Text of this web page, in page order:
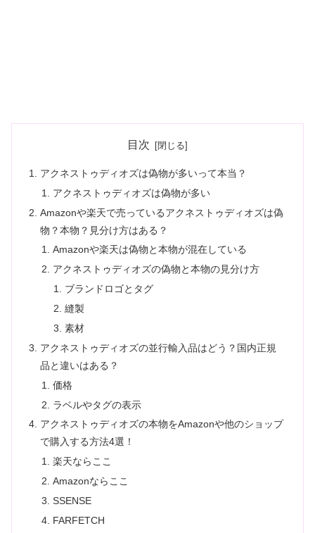
目次
アクネストゥディオズは偽物が多いって本当？
アクネストゥディオズは偽物が多い
Amazonや楽天で売っているアクネストゥディオズは偽
物？本物？見分け方はある？
Amazonや楽天は偽物と本物が混在している
アクネストゥディオズの偽物と本物の見分け方
ブランドロゴとタグ
縫製
素材
アクネストゥディオズの並行輸入品はどう？国内正規
品と違いはある？
価格
ラベルやタグの表示
アクネストゥディオズの本物をAmazonや他のショップ
で購入する方法4選！
楽天ならここ
Amazonならここ
SSENSE
FARFETCH